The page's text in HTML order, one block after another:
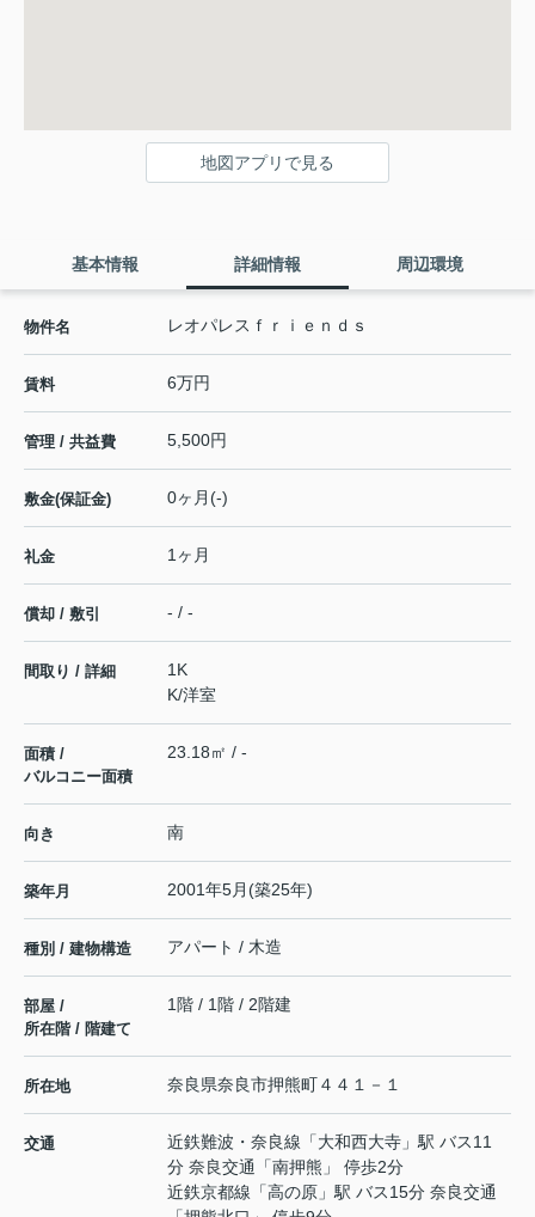
地図アプリで見る
基本情報 詳細情報 周辺環境
物件名 レオパレスｆｒｉｅｎｄｓ
賃料 6万円
管理 / 共益費 5,500円
敷金(保証金) 0ヶ月(-)
礼金 1ヶ月
償却 / 敷引 - / -
間取り / 詳細
1K
K/洋室
面積 /
バルコニー面積
23.18㎡ / -
向き 南
築年月 2001年5月(築25年)
種別 / 建物構造 アパート / 木造
部屋 /
所在階 / 階建て
1階 / 1階 / 2階建
所在地 奈良県奈良市押熊町４４１－１
交通 近鉄難波・奈良線 「大和西大寺 」駅 バス11
分 奈良交通「南押熊」 停歩2分
近鉄京都線 「高の原 」駅 バス15分 奈良交通